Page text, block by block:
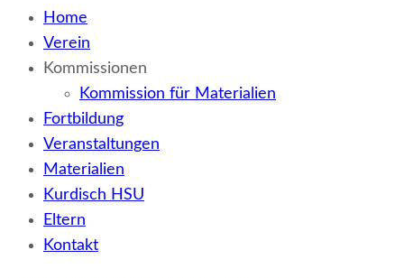
Home
Verein
Kommissionen
Kommission für Materialien
Fortbildung
Veranstaltungen
Materialien
Kurdisch HSU
Eltern
Kontakt